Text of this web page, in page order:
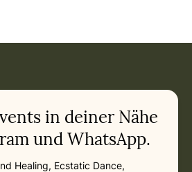
in deiner Nähe
und WhatsApp.
Healing, Ecstatic Dance,